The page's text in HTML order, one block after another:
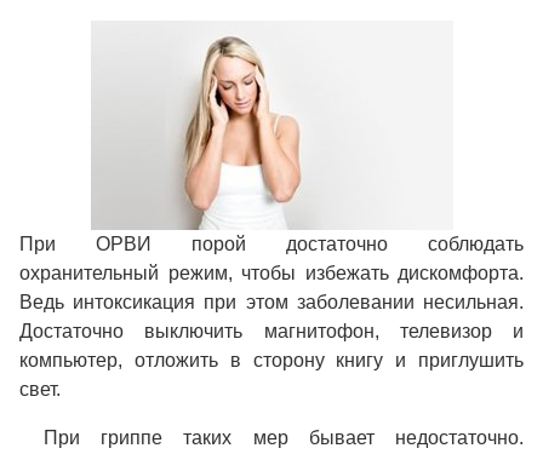
При ОРВИ порой достаточно соблюдать
охранительный режим, чтобы избежать дискомфорта.
Ведь интоксикация при этом заболевании несильная.
Достаточно выключить магнитофон, телевизор и
компьютер, отложить в сторону книгу и приглушить
свет.
При гриппе таких мер бывает недостаточно.